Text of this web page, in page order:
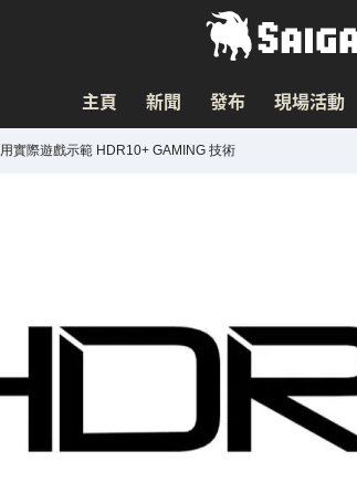
主頁 新聞 發布 現場活動
實際遊戲示範 HDR10+ GAMING 技術